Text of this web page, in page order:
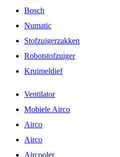
Bosch
Numatic
Stofzuigerzakken
Robotstofzuiger
Kruimeldief
Ventilator
Mobiele Airco
Airco
Airco
Aircooler